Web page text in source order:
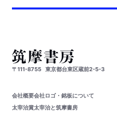
〒111-8755 東京都台東区蔵前2-5-3
会社概要会社ロゴ・銘板について
太宰治賞太宰治と筑摩書房